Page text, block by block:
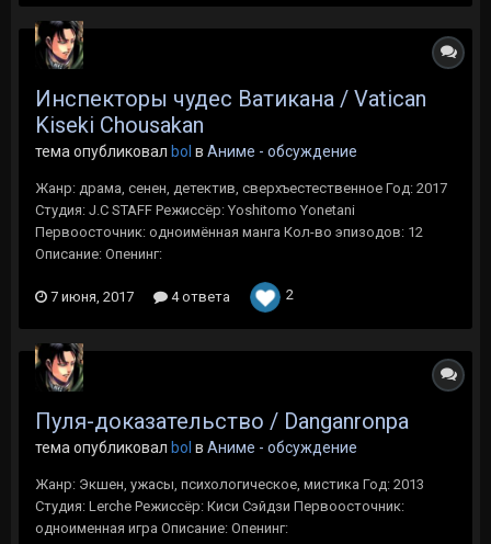
Инспекторы чудес Ватикана / Vatican
Kiseki Chousakan
тема опубликовал bol в Аниме - обсуждение
Жанр: драма, сенен, детектив, сверхъестественное Год: 2017
Студия: J.C STAFF Режиссёр: Yoshitomo Yonetani
Первоосточник: одноимённая манга Кол-во эпизодов: 12
Описание: Опенинг:
7 июня, 2017 4 ответа 2
Пуля-доказательство / Danganronpa
тема опубликовал bol в Аниме - обсуждение
Жанр: Экшен, ужасы, психологическое, мистика Год: 2013
Студия: Lerche Режиссёр: Киси Сэйдзи Первоосточник:
одноименная игра Описание: Опенинг: